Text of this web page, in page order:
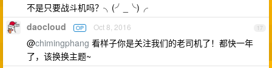
不是只要战斗机吗？╮(╯_╰)╭
17
daocloud OP Oct 8, 2016
@chimingphang 看样子你是关注我们的老司机了！都快一年
了，该换换主题~